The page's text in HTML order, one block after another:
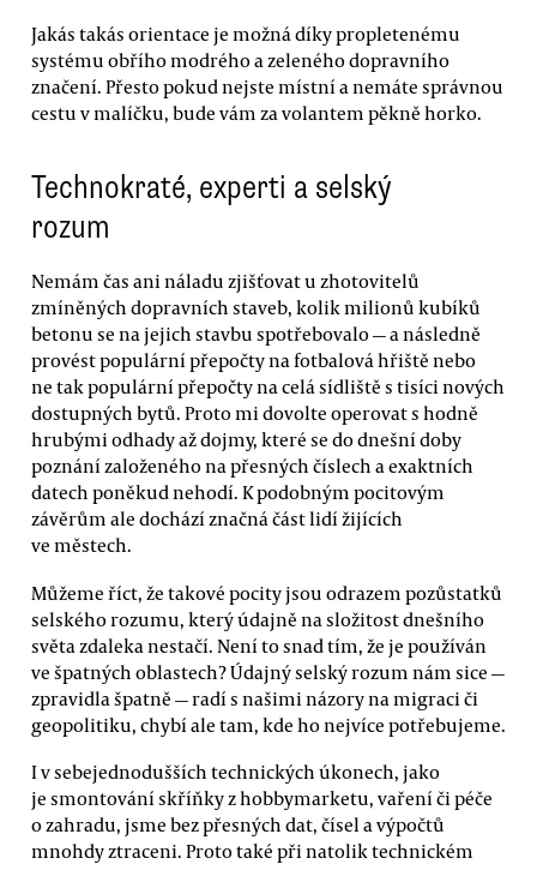
Jakás takás orientace je možná díky propletenému
systému obřího modrého a zeleného dopravního
značení. Přesto pokud nejste místní a nemáte správnou
cestu v malíčku, bude vám za volantem pěkně horko.
Technokraté, experti a selský
rozum
Nemám čas ani náladu zjišťovat u zhotovitelů
zmíněných dopravních staveb, kolik milionů kubíků
betonu se na jejich stavbu spotřebovalo — a následně
provést populární přepočty na fotbalová hřiště nebo
ne tak populární přepočty na celá sídliště s tisíci nových
dostupných bytů. Proto mi dovolte operovat s hodně
hrubými odhady až dojmy, které se do dnešní doby
poznání založeného na přesných číslech a exaktních
datech poněkud nehodí. K podobným pocitovým
závěrům ale dochází značná část lidí žijících
ve městech.
Můžeme říct, že takové pocity jsou odrazem pozůstatků
selského rozumu, který údajně na složitost dnešního
světa zdaleka nestačí. Není to snad tím, že je používán
ve špatných oblastech? Údajný selský rozum nám sice —
zpravidla špatně — radí s našimi názory na migraci či
geopolitiku, chybí ale tam, kde ho nejvíce potřebujeme.
I v sebejednodušších technických úkonech, jako
je smontování skříňky z hobbymarketu, vaření či péče
o zahradu, jsme bez přesných dat, čísel a výpočtů
mnohdy ztraceni. Proto také při natolik technickém